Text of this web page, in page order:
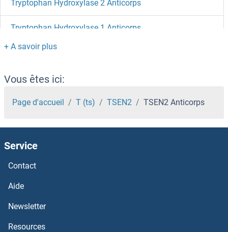
Tryptophan Hydroxylase 2 Anticorps
Tryptophan Hydroxylase 1 Anticorps
Trypsin Anticorps
TRX2 Anticorps
TRUB2 Anticorps
TRUB1 Anticorps
TRRAP Anticorps
TRPV5 Anticorps
TRPV4 Anticorps
Vous êtes ici:
Page d'accueil T (ts) TSEN2 TSEN2 Anticorps
Service
Contact
Aide
Newsletter
Resources